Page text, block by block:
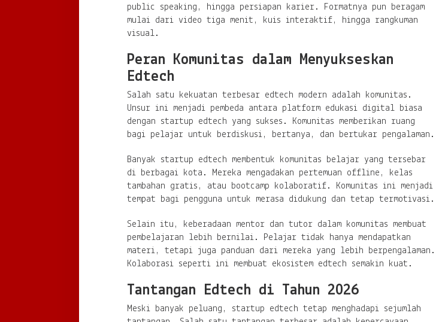
public speaking, hingga persiapan karier. Formatnya pun beragam
mulai dari video tiga menit, kuis interaktif, hingga rangkuman
visual.
Peran Komunitas dalam Menyukseskan
Edtech
Salah satu kekuatan terbesar edtech modern adalah komunitas.
Unsur ini menjadi pembeda antara platform edukasi digital biasa
dengan startup edtech yang sukses. Komunitas memberikan ruang
bagi pelajar untuk berdiskusi, bertanya, dan bertukar pengalaman.
Banyak startup edtech membentuk komunitas belajar yang tersebar
di berbagai kota. Mereka mengadakan pertemuan offline, kelas
tambahan gratis, atau bootcamp kolaboratif. Komunitas ini menjadi
tempat bagi pengguna untuk merasa didukung dan tetap termotivasi.
Selain itu, keberadaan mentor dan tutor dalam komunitas membuat
pembelajaran lebih bernilai. Pelajar tidak hanya mendapatkan
materi, tetapi juga panduan dari mereka yang lebih berpengalaman.
Kolaborasi seperti ini membuat ekosistem edtech semakin kuat.
Tantangan Edtech di Tahun 2026
Meski banyak peluang, startup edtech tetap menghadapi sejumlah